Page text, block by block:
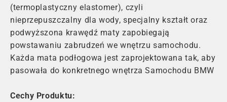
(termoplastyczny elastomer), czyli
nieprzepuszczalny dla wody, specjalny kształt oraz
podwyższona krawędź maty zapobiegają
powstawaniu zabrudzeń we wnętrzu samochodu.
Każda mata podłogowa jest zaprojektowana tak, aby
pasowała do konkretnego wnętrza Samochodu BMW
Cechy Produktu: